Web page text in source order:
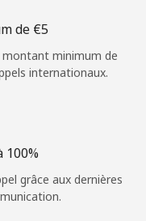
de ⁦€5⁩
montant minimum de
internationaux.
grâce aux dernières